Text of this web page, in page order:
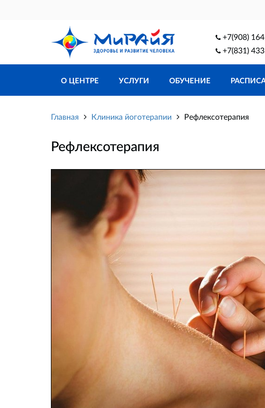
+7(908)
+7(831)
О ЦЕНТРЕ УСЛУГИ ОБУЧЕНИЕ
Главная Клиника йоготерапии Рефлексотерапия
Рефлексотерапия